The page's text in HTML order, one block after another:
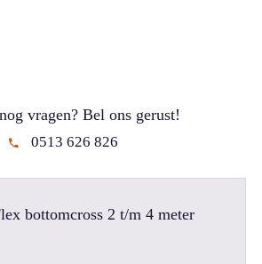
vragen? Bel ons gerust!
0513 626 826
bottomcross 2 t/m 4 meter